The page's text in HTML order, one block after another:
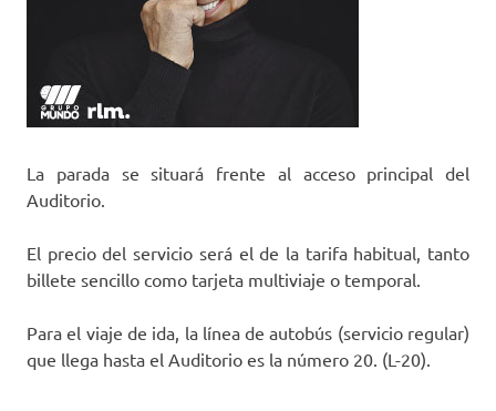
La parada se situará frente al acceso principal del
Auditorio.
El precio del servicio será el de la tarifa habitual, tanto
billete sencillo como tarjeta multiviaje o temporal.
Para el viaje de ida, la línea de autobús (servicio regular)
que llega hasta el Auditorio es la número 20. (L-20).